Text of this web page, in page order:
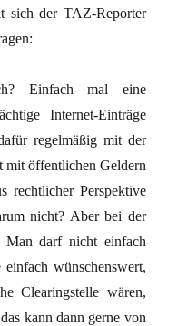
sich der TAZ-Reporter
Einfach mal eine
Internet-Einträge
regelmäßig mit der
mit öffentlichen Geldern
rechtlicher Perspektive
nicht? Aber bei der
Man darf nicht einfach
wünschenswert,
Clearingstelle wären,
kann dann gerne von